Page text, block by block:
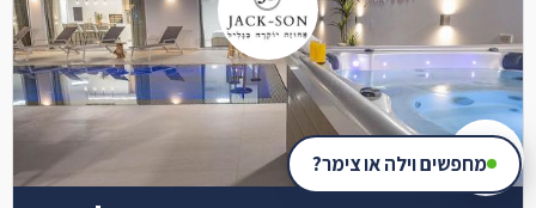
מחפשים וילה או צימר?